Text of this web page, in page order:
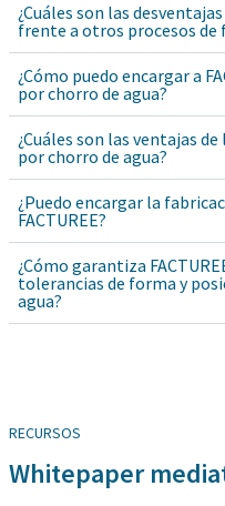
¿Cuáles son las
frente a otros procesos de
¿Cómo puedo encargar a
por chorro de agua?
¿Cuáles son las ventajas
por chorro de agua?
¿Puedo encargar la
FACTUREE?
¿Cómo garantiza
tolerancias de forma y
agua?
RECURSOS
Whitepaper